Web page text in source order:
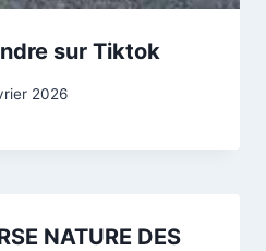
sur Tiktok
2026
NATURE DES